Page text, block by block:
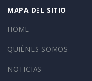
MAPA DEL SITIO
HOME
QUIÉNES SOMOS
NOTICIAS